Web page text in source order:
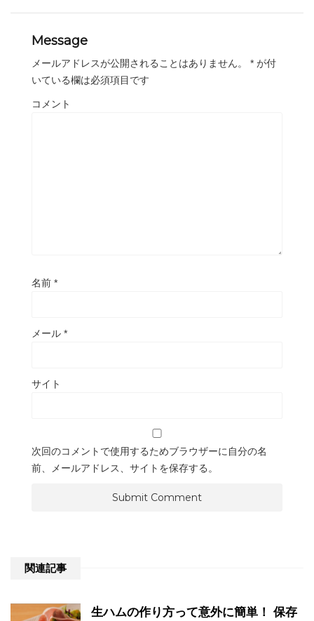
Message
メールアドレスが公開されることはありません。 * が付
いている欄は必須項目です
コメント
名前 *
メール *
サイト
次回のコメントで使用するためブラウザーに自分の名
前、メールアドレス、サイトを保存する。
関連記事
生ハムの作り方って意外に簡単！ 保存